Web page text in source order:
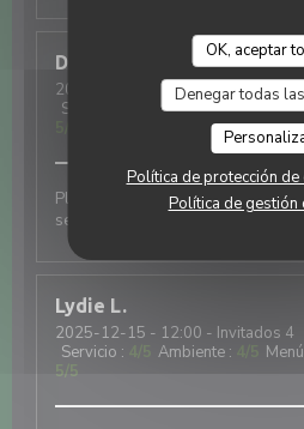
OK, aceptar
Denegar todas
Política de protección
Política de gestión
Daniel
2026-01-09
- 12:00 - Invitados 2
Servicio
Ambiente:5/5 Menú
Plats de très bonne qualité,
service agréable.
Lydie L
2025-12-15 - 12:00 - Invitados 4
Servicio : 4/5 Ambiente : 4/5 Menú
5/5